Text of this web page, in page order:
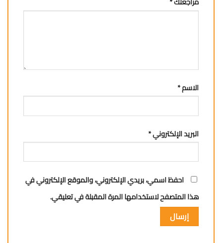
الاسم*
البريد الإلكتروني*
احفظ اسمي، بريدي الإلكتروني، والموقع الإلكتروني في
هذا المتصفح لاستخدامها المرة المقبلة في تعليقي.